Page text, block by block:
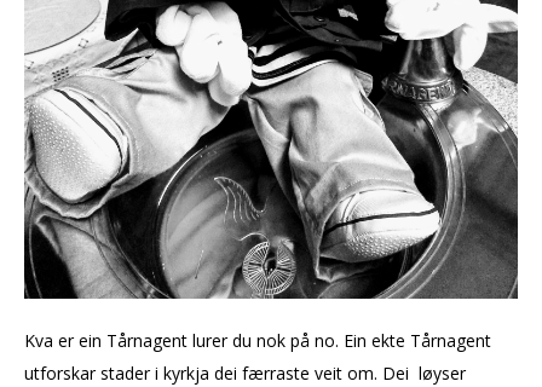
Kva er ein Tårnagent lurer du nok på no. Ein ekte Tårnagent
utforskar stader i kyrkja dei færraste veit om. Dei løyser